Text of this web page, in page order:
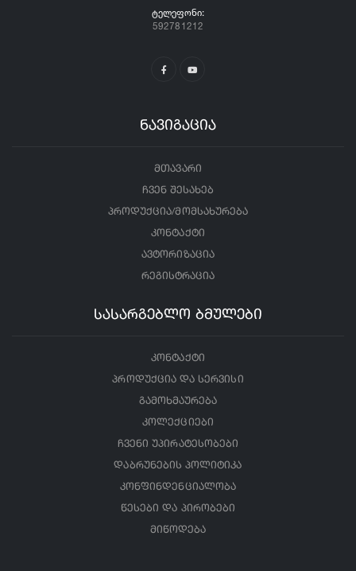
ᲢᲔᲚᲔᲤᲝᲜᲘ:
592781212
ნავიგაცია
მთავარი
ჩვენ შესახებ
პროდუქცია/მომსახურება
კონტაქტი
ავტორიზაცია
რეგისტრაცია
სასარგებლო ბმულები
კონტაქტი
პროდუქცია და სერვისი
გამოხმაურება
კოლექციები
ჩვენი უპირატესობები
დაბრუნების პოლიტიკა
კონფინდენციალობა
წესები და პირობები
მიწოდება